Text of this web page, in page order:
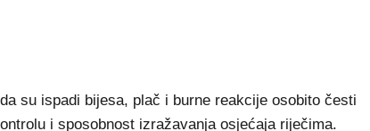
su ispadi bijesa, plač i burne reakcije osobito česti
i sposobnost izražavanja osjećaja riječima.